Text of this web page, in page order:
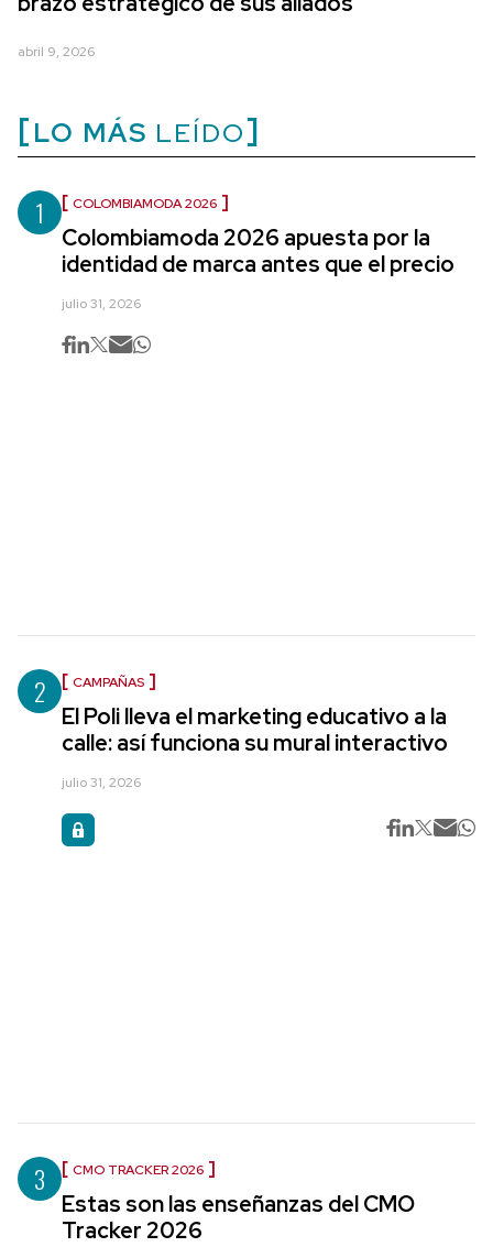
abril 9, 2026
LO MÁS LEÍDO
1 COLOMBIAMODA 2026
Colombiamoda 2026 apuesta por la
identidad de marca antes que el precio
julio 31, 2026
2 CAMPAÑAS
El Poli lleva el marketing educativo a la
calle: así funciona su mural interactivo
julio 31, 2026
3 CMO TRACKER 2026
Estas son las enseñanzas del CMO
Tracker 2026